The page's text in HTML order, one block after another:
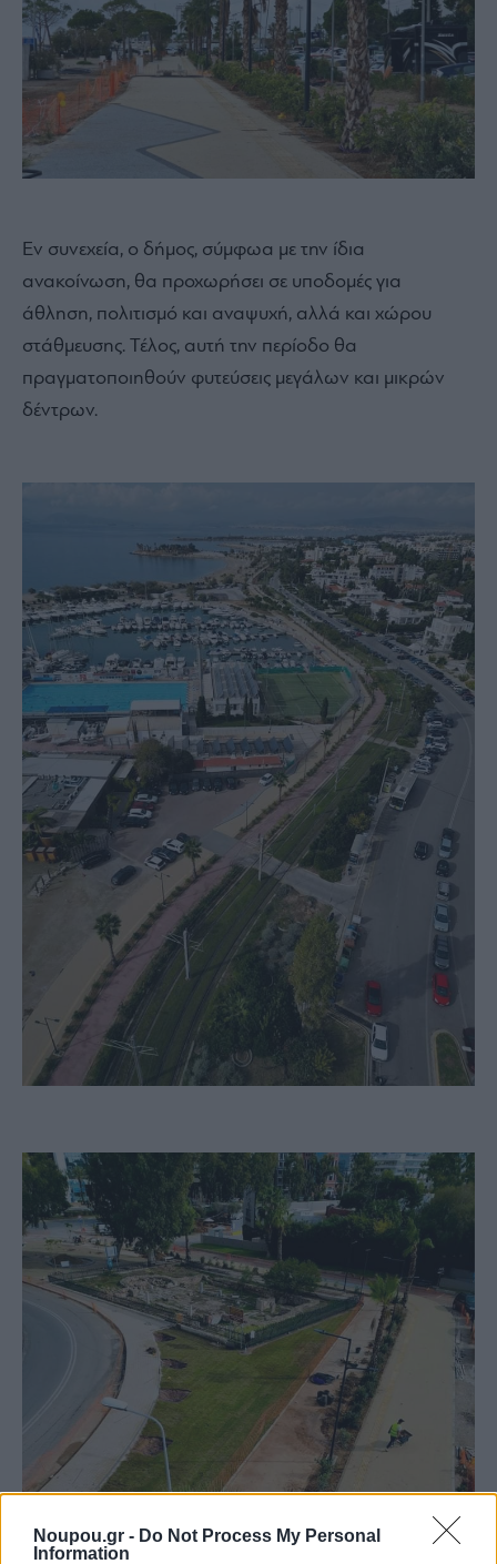
Noupou.gr - Do Not Process My Personal
Information
Εν συνεχεία, ο δήμος, σύμφωα με την ίδια
ανακοίνωση, θα προχωρήσει σε υποδομές για
άθληση, πολιτισμό και αναψυχή, αλλά και χώρου
στάθμευσης. Τέλος, αυτή την περίοδο θα
πραγματοποιηθούν φυτεύσεις μεγάλων και μικρών
δέντρων.